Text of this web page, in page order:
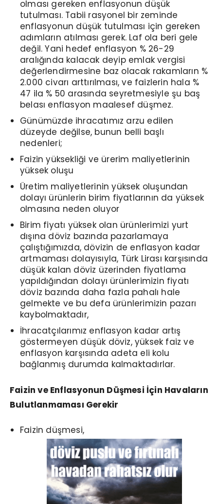
olması gereken enflasyonun düşük
tutulması. Tabii rasyonel bir zeminde
enflasyonun düşük tutulması için gereken
adımların atılması gerek. Laf ola beri gele
değil. Yani hedef enflasyon % 26-29
aralığında kalacak deyip emlak vergisi
değerlendirmesine baz olacak rakamların %
2.000 civarı arttırılması, ve faizlerin hala %
47 ila % 50 arasında seyretmesiyle şu baş
belası enflasyon maalesef düşmez.
Günümüzde ihracatımız arzu edilen
düzeyde değilse, bunun belli başlı
nedenleri;
Faizin yüksekliği ve ürerim maliyetlerinin
yüksek oluşu
Üretim maliyetlerinin yüksek oluşundan
dolayı ürünlerin birim fiyatlarının da yüksek
olmasına neden oluyor
Birim fiyatı yüksek olan ürünlerimizi yurt
dışına döviz bazında pazarlamaya
çalıştığımızda, dövizin de enflasyon kadar
artmaması dolayısıyla, Türk Lirası karşısında
düşük kalan döviz üzerinden fiyatlama
yapıldığından dolayı ürünlerimizin fiyatı
döviz bazında daha fazla pahalı hale
gelmekte ve bu defa ürünlerimizin pazarı
kaybolmaktadır,
İhracatçılarımız enflasyon kadar artış
göstermeyen düşük döviz, yüksek faiz ve
enflasyon karşısında adeta eli kolu
bağlanmış durumda kalmaktadırlar.
Faizin ve Enflasyonun Düşmesi İçin Havaların
Bulutlanmaması Gerekir
Faizin düşmesi,